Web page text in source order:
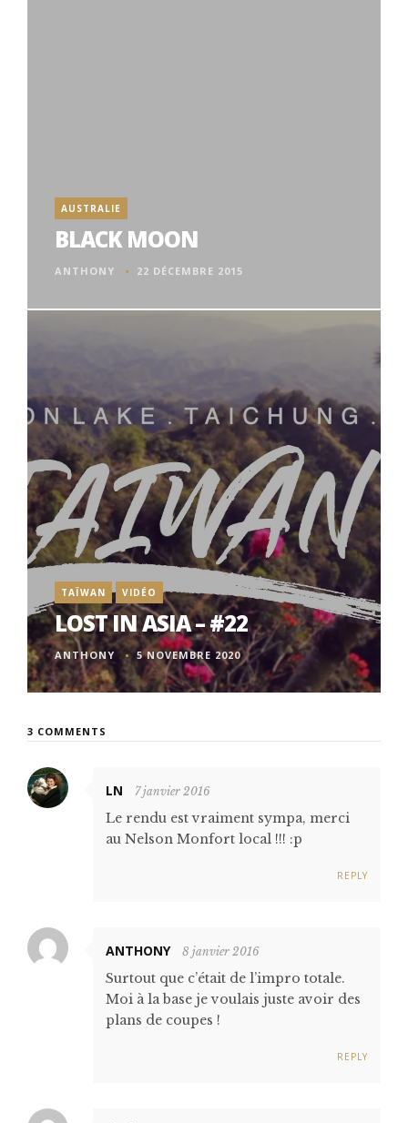
AUSTRALIE
BLACK MOON
ANTHONY 22 DÉCEMBRE 2015
TAÏWAN VIDÉO
LOST IN ASIA – #22
ANTHONY 5 NOVEMBRE 2020
3 COMMENTS
LN 7 janvier 2016
Le rendu est vraiment sympa, merci
au Nelson Monfort local !!! :p
REPLY
ANTHONY 8 janvier 2016
Surtout que c’était de l’impro totale.
Moi à la base je voulais juste avoir des
plans de coupes !
REPLY